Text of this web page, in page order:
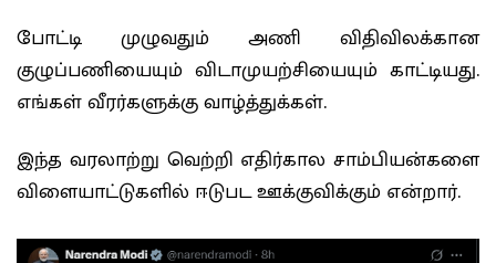
போட்டி முழுவதும் அணி விதிவிலக்கான
குழுப்பணியையும் விடாமுயற்சியையும் காட்டியது.
எங்கள் வீரர்களுக்கு வாழ்த்துக்கள்.
இந்த வரலாற்று வெற்றி எதிர்கால சாம்பியன்களை
விளையாட்டுகளில் ஈடுபட ஊக்குவிக்கும் என்றார்.